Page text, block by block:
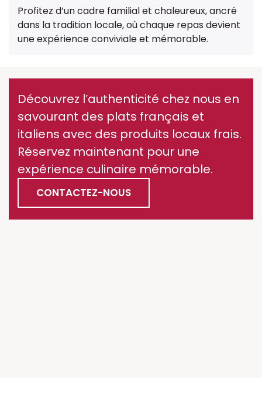
Profitez d’un cadre familial et chaleureux, ancré
dans la tradition locale, où chaque repas devient
une expérience conviviale et mémorable.
Découvrez l’authenticité chez nous en
savourant des plats français et
italiens avec des produits locaux frais.
Réservez maintenant pour une
expérience culinaire mémorable.
CONTACTEZ-NOUS